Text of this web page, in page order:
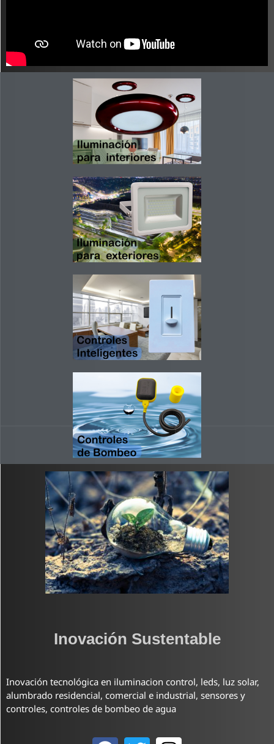
Inovación Sustentable
Inovación tecnológica en iluminacion control, leds, luz solar,
alumbrado residencial, comercial e industrial, sensores y
controles, controles de bombeo de agua